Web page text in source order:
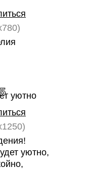
5
уютно,